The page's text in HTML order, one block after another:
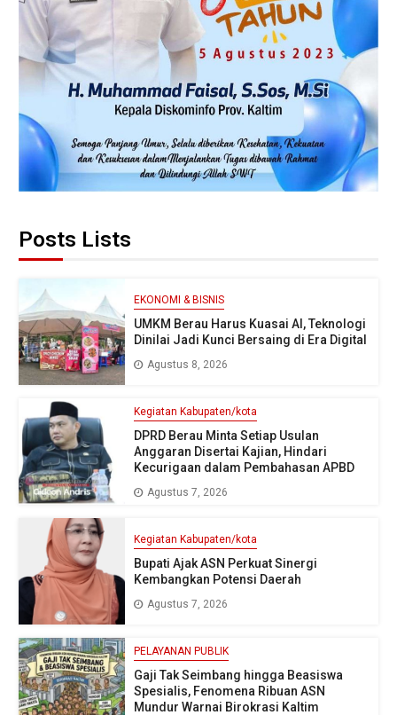
Posts Lists
EKONOMI & BISNIS
UMKM Berau Harus Kuasai AI, Teknologi
Dinilai Jadi Kunci Bersaing di Era Digital
Agustus 8, 2026
Kegiatan Kabupaten/kota
DPRD Berau Minta Setiap Usulan
Anggaran Disertai Kajian, Hindari
Kecurigaan dalam Pembahasan APBD
Agustus 7, 2026
Kegiatan Kabupaten/kota
Bupati Ajak ASN Perkuat Sinergi
Kembangkan Potensi Daerah
Agustus 7, 2026
PELAYANAN PUBLIK
Gaji Tak Seimbang hingga Beasiswa
Spesialis, Fenomena Ribuan ASN
Mundur Warnai Birokrasi Kaltim